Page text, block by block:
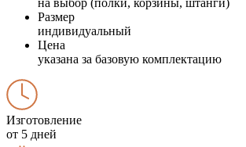
Размер
индивидуальный
Цена
указана за базовую комплектацию
Изготовление
от 5 дней